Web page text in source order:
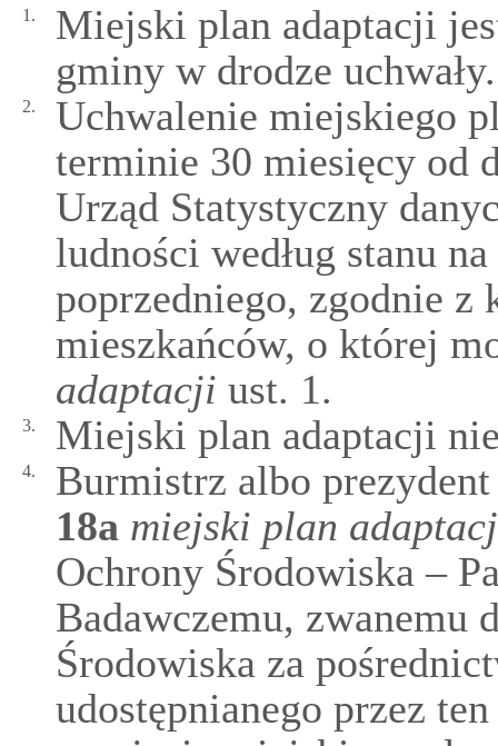
1.
Miejski plan adaptacji
gminy w drodze uchwały.
2.
Uchwalenie miejskiego
terminie 30 miesięcy od
Urząd Statystyczny
ludności według stanu
poprzedniego, zgodnie z
mieszkańców, o której
adaptacji ust. 1.
3. Miejski plan adaptacji
4.
Burmistrz albo
18a miejski plan
Ochrony Środowiska –
Badawczemu, zwanemu
Środowiska za
udostępnianego przez